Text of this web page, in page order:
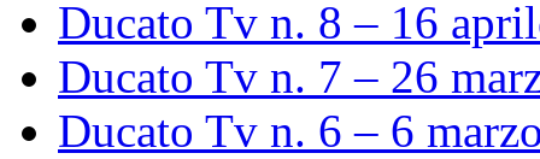
Ducato Tv n. 8 – 16
Ducato Tv n. 7 – 26
Ducato Tv n. 6 – 6